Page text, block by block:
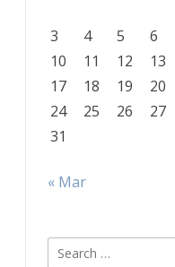
3
4 5 6
10
11 12 13
17
18 19 20
24
25 26 27
31
« Mar
Search